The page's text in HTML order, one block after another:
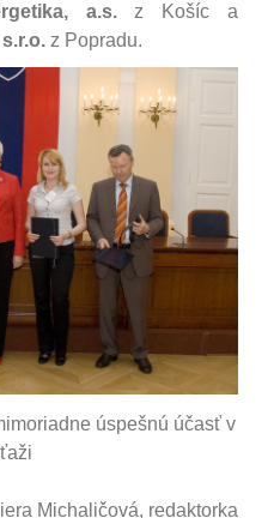
a.s.z Košíc a
z Popradu.
úspešnú účasť v
Michaličová, redaktorka